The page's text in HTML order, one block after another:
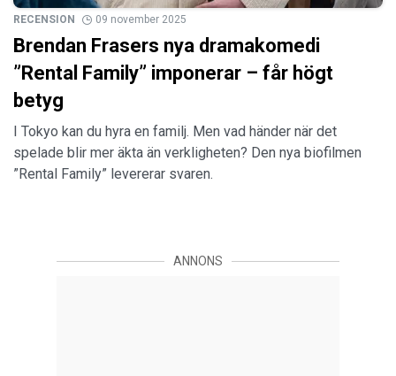
RECENSION 09 november 2025
Brendan Frasers nya dramakomedi
”Rental Family” imponerar – får högt
betyg
I Tokyo kan du hyra en familj. Men vad händer när det
spelade blir mer äkta än verkligheten? Den nya biofilmen
”Rental Family” levererar svaren.
ANNONS